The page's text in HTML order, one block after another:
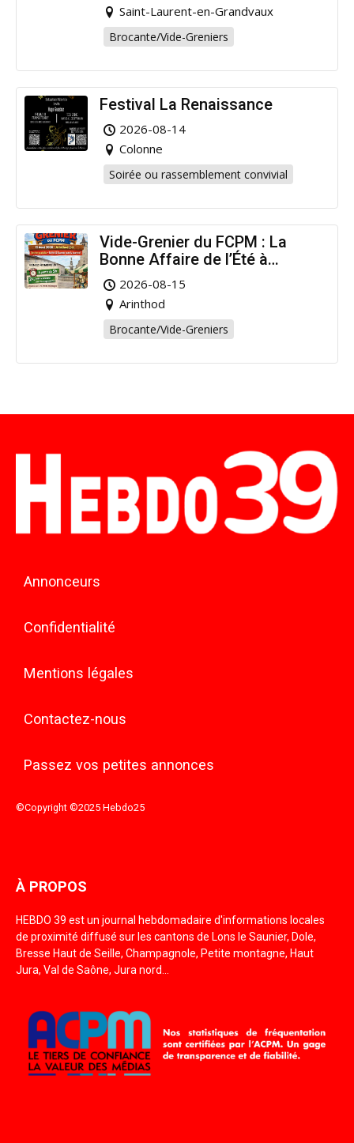
Saint-Laurent-en-Grandvaux
Brocante/Vide-Greniers
Festival La Renaissance
2026-08-14
Colonne
Soirée ou rassemblement convivial
Vide-Grenier du FCPM : La
Bonne Affaire de l’Été à
Arinthod !
2026-08-15
Arinthod
Brocante/Vide-Greniers